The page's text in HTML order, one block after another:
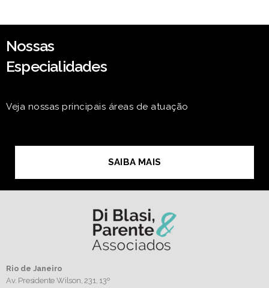
Nossas
Especialidades
Veja nossas principais áreas de atuação
SAIBA MAIS
Rio de Janeiro
Av. Presidente Wilson, 231, 13º